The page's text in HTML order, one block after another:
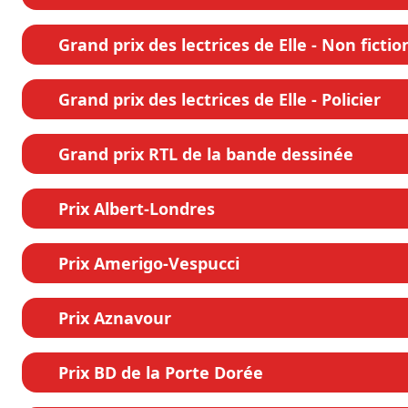
Grand prix des lectrices de Elle - Non
Grand prix des lectrices de Elle - Policier
Grand prix RTL de la bande dessinée
Prix Albert-Londres
Prix Amerigo-Vespucci
Prix Aznavour
Prix BD de la Porte Dorée